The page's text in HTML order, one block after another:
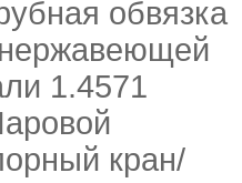
обвязка
1.4571
кран/